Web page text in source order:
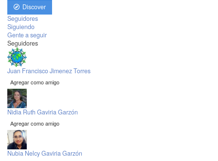
Discover
Seguidores
Siguiendo
Gente a seguir
Seguidores
Juan Francisco Jimenez Torres
Agregar como amigo
Nidia Ruth Gaviria Garzón
Agregar como amigo
Nubia Nelcy Gaviria Garzón